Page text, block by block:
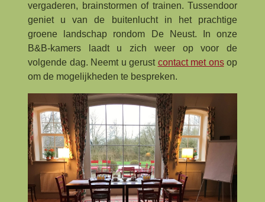
vergaderen, brainstormen of trainen. Tussendoor
geniet u van de buitenlucht in het prachtige
groene landschap rondom De Neust. In onze
B&B-kamers laadt u zich weer op voor de
volgende dag. Neemt u gerust contact met onsop
om de mogelijkheden te bespreken.